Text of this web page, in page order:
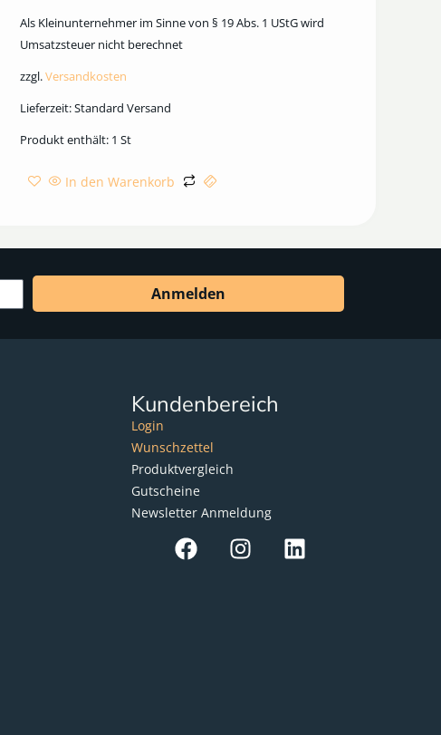
Als Kleinunternehmer im Sinne von § 19 Abs. 1 UStG wird
Umsatzsteuer nicht berechnet
zzgl.Versandkosten
Lieferzeit:Standard Versand
Produkt enthält: 1 St
In den Warenkorb
Anmelden
Kundenbereich
Login
Wunschzettel
Produktvergleich
Gutscheine
Newsletter Anmeldung